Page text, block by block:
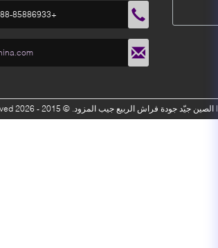
+86-757-85803088-85886933
| الصين جيّد جودة فراش الربيع جيب المزود. © 2015 - 2026 Foshan Rayson Global CO., Ltd. All Rights Reserved.